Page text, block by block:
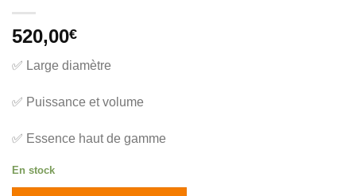
520,00€
✅ Large diamètre
✅ Puissance et volume
✅ Essence haut de gamme
En stock